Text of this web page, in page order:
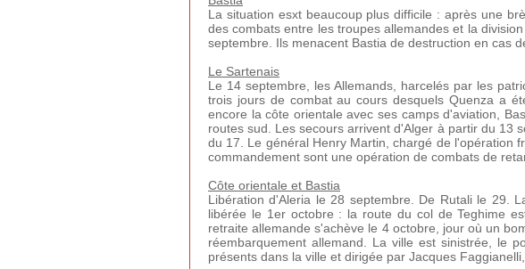
La situation esxt beaucoup plus difficile : après une
des combats entre les troupes allemandes et la
septembre. Ils menacent Bastia de destruction en cas
Le Sartenais
Le 14 septembre, les Allemands, harcelés par les
trois jours de combat au cours desquels Quenza a
encore la côte orientale avec ses camps d'aviation,
routes sud. Les secours arrivent d'Alger à partir du 13
du 17. Le général Henry Martin, chargé de l'opération
commandement sont une opération de combats de
Côte orientale et Bastia
Libération d'Aleria le 28 septembre. De Rutali le 29.
libérée le 1er octobre : la route du col de Teghime
retraite allemande s'achève le 4 octobre, jour où un
réembarquement allemand. La ville est sinistrée, le
présents dans la ville et dirigée par Jacques